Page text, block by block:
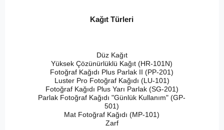
Kağıt Türleri
Düz Kağıt
Yüksek Çözünürlüklü Kağıt (HR-101N)
Fotoğraf Kağıdı Plus Parlak II (PP-201)
Luster Pro Fotoğraf Kağıdı (LU-101)
Fotoğraf Kağıdı Plus Yarı Parlak (SG-201)
Parlak Fotoğraf Kağıdı "Günlük Kullanım" (GP-
501)
Mat Fotoğraf Kağıdı (MP-101)
Zarf